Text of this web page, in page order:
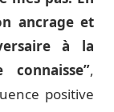
ancrage et
à la
,
positive